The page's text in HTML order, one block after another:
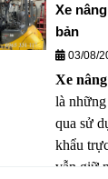
được
và tân
thị
tối ưu
muốn
tư nhưng
suất làm
Xe
bản
03/08/
Xe
là
qua sử
khẩu
vẫn giữ